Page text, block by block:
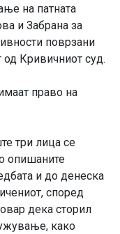
на патната
и Забрана за
поврзани
Кривичниот суд.
право на
три лица се
опишаните
и до денеска
според
дека сторил
како